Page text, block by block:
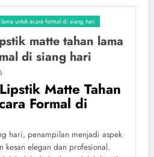
untuk acara formal di siang hari
matte tahan lama
di siang hari
Matte Tahan
Formal di
hari, penampilan menjadi aspek
kesan elegan dan profesional.